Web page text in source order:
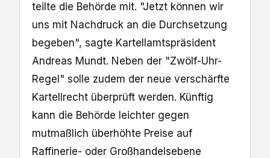
teilte die Behörde mit. "Jetzt können wir ​
uns mit Nachdruck an die Durchsetzung
begeben", sagte Kartellamtspräsident
Andreas Mundt. Neben der "Zwölf-Uhr-
Regel" solle zudem der neue verschärfte
Kartellrecht überprüft werden. Künftig
kann die Behörde leichter gegen
‌mutmaßlich überhöhte Preise auf
Raffinerie- oder Großhandelsebene